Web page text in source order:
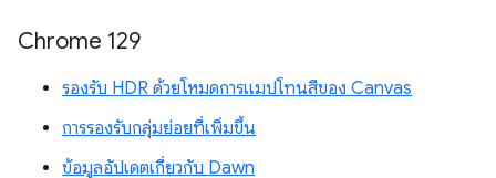
Chrome 129
รองรับ HDR ด้วยโหมดการแมปโทนสีของ Canvas
การรองรับกลุ่มย่อยที่เพิ่มขึ้น
ข้อมูลอัปเดตเกี่ยวกับ Dawn